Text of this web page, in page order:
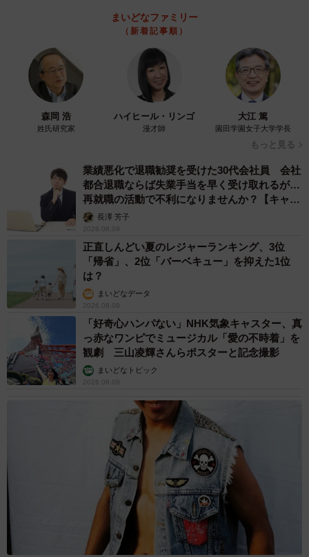
まいどなファミリー
（新着記事順）
森岡 浩
姓氏研究家
ハイヒール・リンゴ
漫才師
大江 篤
園田学園女子大学学長
もっと見る
業績悪化で退職勧奨を受けた30代会社員 会社
都合退職ならば失業手当を早く受け取れるが…
再就職の活動で不利になりませんか？【キャリ
アカウンセラーが解説】
長澤 芳子
2026.08.09
正直しんどい夏のレジャーランキング、3位
「帰省」、2位「バーベキュー」を抑えた1位
は？
まいどなデータ
2026.08.09
「好奇心ハンパない」NHK気象キャスター、真
っ赤なワンピでミュージカル「愛の不時着」を
観劇 三山凌輝さんらポスターと記念撮影
まいどなトピック
2026.08.09